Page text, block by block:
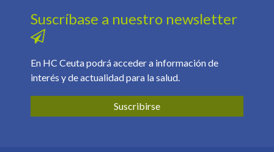
Suscríbase a nuestro newsletter
En HC Ceuta podrá acceder a información de
interés y de actualidad para la salud.
Suscribirse